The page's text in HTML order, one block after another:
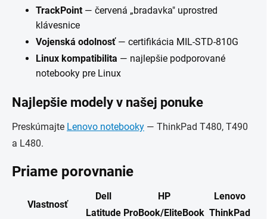
TrackPoint— červená „bradavka" uprostred
klávesnice
Vojenská odolnosť— certifikácia MIL-STD-810G
Linux kompatibilita — najlepšie podporované
notebooky pre Linux
Najlepšie modely v našej ponuke
Preskúmajte Lenovo notebooky — ThinkPad T480, T490
a L480.
Priame porovnanie
Vlastnosť
Dell
Latitude
HP
ProBook/EliteBook
Lenovo
ThinkPad